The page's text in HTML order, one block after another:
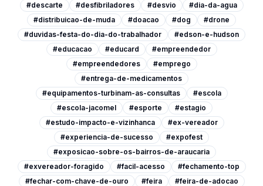
#descarte
#desfibriladores #desvio
#dia-da-agua
#distribuicao-de-muda
#doacao #dog
#drone
#duvidas-festa-do-dia-do-trabalhador
#edson-e-hudson
#educacao
#educard
#empreendedor
#empreendedores
#emprego
#entrega-de-medicamentos
#equipamentos-turbinam-as-consultas
#escola
#escola-jacomel
#esporte
#estagio
#estudo-impacto-e-vizinhanca
#ex-vereador
#experiencia-de-sucesso
#expofest
#exposicao-sobre-os-bairros-de-araucaria
#exvereador-foragido
#facil-acesso
#fechamento-top
#fechar-com-chave-de-ouro
#feira
#feira-de-adocao